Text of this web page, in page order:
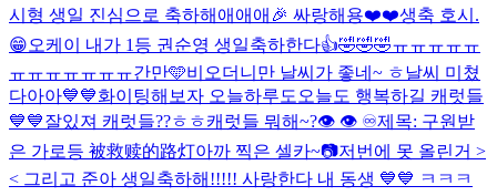
시형 생일 진심으로 축하해애애애🎉 싸랑해용❤️❤️생축 호시.
😁오케이 내가 1등 권순영 생일축하한다👍🤣🤣🤣ㅠㅠㅠㅠㅠ
ㅠㅠㅠㅠㅠㅠㅠ간만🩵비오더니만 날씨가 좋네~ ㅎ날씨 미쳤
다아아💙💙화이팅해보자 오늘하루도 오늘도 행복하길 캐럿들
💙💙잘있져 캐럿들??ㅎㅎ캐럿들 뭐해~?👁️ 👁️ ♾️제목: 구원받
은 가로등 被救赎的路灯아까 찍은 셀카~📷저번에 못 올린거 >
< 그리고 준아 생일축하해!!!!! 사랑한다 내 동생 💙💙 ㅋㅋㅋ